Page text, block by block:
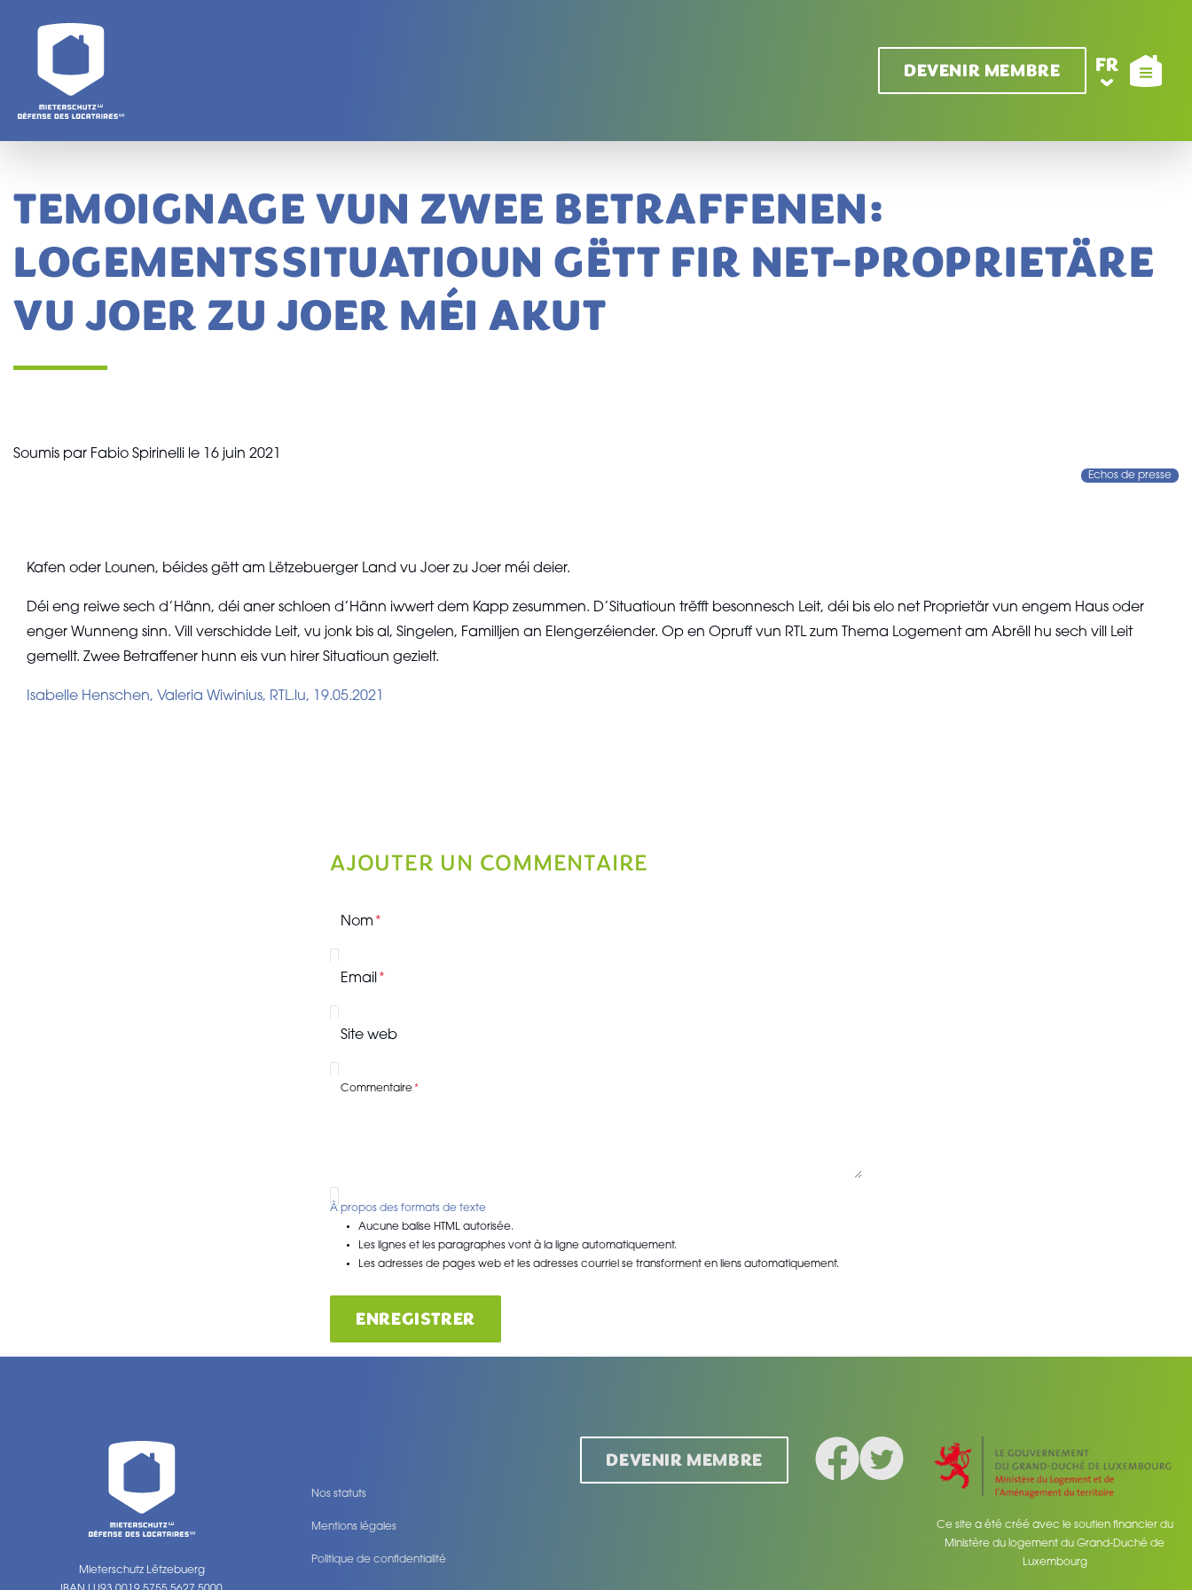
DEVENIR MEMBRE FR
TEMOIGNAGE VUN ZWEE BETRAFFENEN:
LOGEMENTSSITUATIOUN GËTT FIR NET-PROPRIETÄRE
VU JOER ZU JOER MÉI AKUT
Soumis par Fabio Spirinelli le 16 juin 2021
Echos de presse
Kafen oder Lounen, béides gëtt am Lëtzebuerger Land vu Joer zu Joer méi deier.
Déi eng reiwe sech d’Hänn, déi aner schloen d’Hänn iwwert dem Kapp zesummen. D’Situatioun trëfft besonnesch Leit, déi bis elo net Proprietär vun engem Haus oder
enger Wunneng sinn. Vill verschidde Leit, vu jonk bis al, Singelen, Familljen an Elengerzéiender. Op en Opruff vun RTL zum Thema Logement am Abrëll hu sech vill Leit
gemellt. Zwee Betraffener hunn eis vun hirer Situatioun gezielt.
Isabelle Henschen, Valeria Wiwinius, RTL.lu, 19.05.2021
AJOUTER UN COMMENTAIRE
Nom
Email
Site web
Commentaire
À propos des formats de texte
Aucune balise HTML autorisée.
Les lignes et les paragraphes vont à la ligne automatiquement.
Les adresses de pages web et les adresses courriel se transforment en liens automatiquement.
ENREGISTRER
Mieterschutz Lëtzebuerg
Nos statuts
Mentions légales
Politique de confidentialité
DEVENIR MEMBRE
Facebook
Twitter
Ce site a été créé avec le soutien financier du
Ministère du logement du Grand-Duché de
Luxembourg